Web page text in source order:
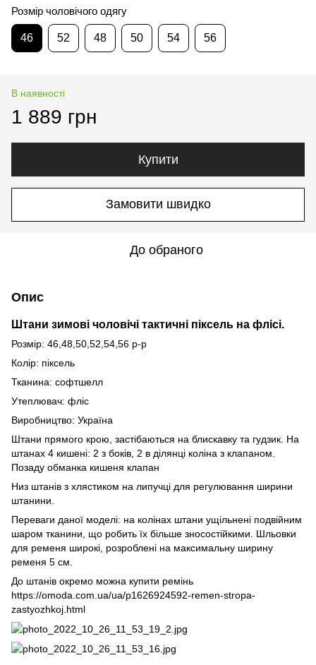
Розмір чоловічого одягу
46 52 48 50 54 56
В наявності
1 889 грн
Купити
Замовити швидко
До обраного
Опис
Штани зимові чоловічі тактичні піксель на флісі.
Розмір: 46,48,50,52,54,56 р-р
Колір: піксель
Тканина: софтшелл
Утеплювач: фліс
Виробництво: Україна
Штани прямого крою, застібаються на блискавку та гудзик. На
штанах 4 кишені: 2 з боків, 2 в ділянці коліна з клапаном.
Позаду обманка кишеня клапан
Низ штанів з хлястиком на липучці для регулювання ширини
штанини.
Переваги даної моделі: на колінах штани ущільнені подвійним
шаром тканини, що робить їх більше зносостійкими. Шльовки
для ременя широкі, розроблені на максимальну ширину
ременя 5 см.
До штанів окремо можна купити ремінь
https://omoda.com.ua/ua/p1626924592-remen-stropa-
zastyozhkoj.html